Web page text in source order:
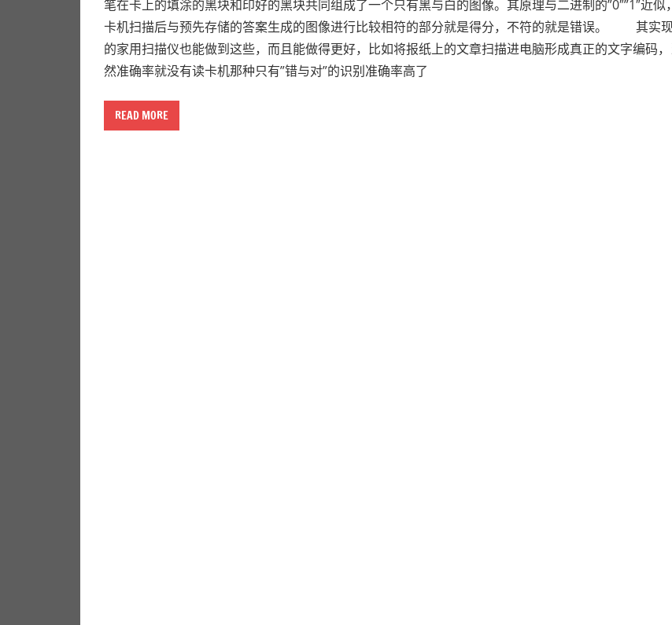
时
的
路。
笔在卡上的填涂的黑块和印好的黑块共同组成了一个只有黑与白的图像。其原理与二进制的”0″”1″近似
卡机扫描后与预先存储的答案生成的图像进行比较相符的部分就是得分，不符的就是错误。 其实
的家用扫描仪也能做到这些，而且能做得更好，比如将报纸上的文章扫描进电脑形成真正的文字编码，
然准确率就没有读卡机那种只有”错与对”的识别准确率高了
READ MORE